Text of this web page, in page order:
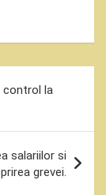
control la
salariilor si
grevei.